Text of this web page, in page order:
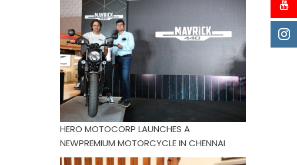
HERO MOTOCORP LAUNCHES A
NEWPREMIUM MOTORCYCLE IN CHENNAI